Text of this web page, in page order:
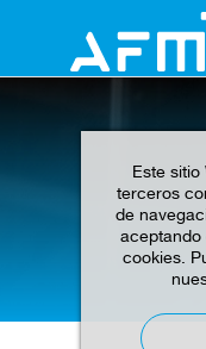
Este
terceros
de
aceptando
cookies.